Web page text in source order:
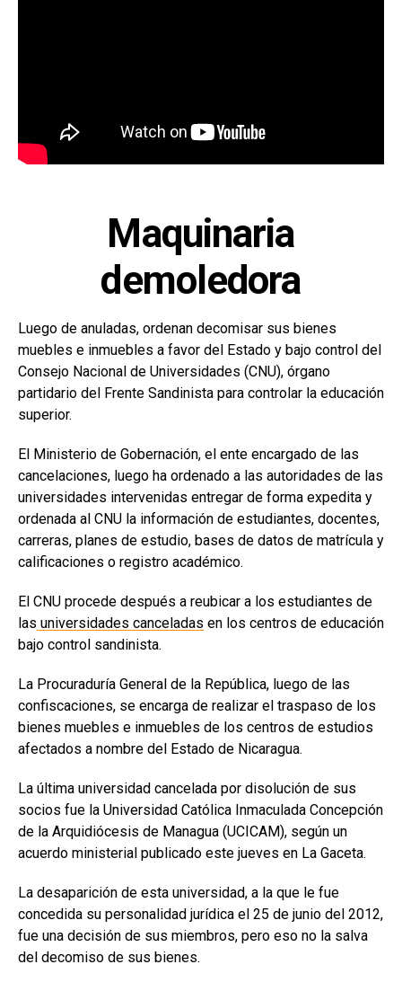
Maquinaria
demoledora
Luego de anuladas, ordenan decomisar sus bienes
muebles e inmuebles a favor del Estado y bajo control del
Consejo Nacional de Universidades (CNU), órgano
partidario del Frente Sandinista para controlar la educación
superior.
El Ministerio de Gobernación, el ente encargado de las
cancelaciones, luego ha ordenado a las autoridades de las
universidades intervenidas entregar de forma expedita y
ordenada al CNU la información de estudiantes, docentes,
carreras, planes de estudio, bases de datos de matrícula y
calificaciones o registro académico.
El CNU procede después a reubicar a los estudiantes de
las universidades canceladas en los centros de educación
bajo control sandinista.
La Procuraduría General de la República, luego de las
confiscaciones, se encarga de realizar el traspaso de los
bienes muebles e inmuebles de los centros de estudios
afectados a nombre del Estado de Nicaragua.
La última universidad cancelada por disolución de sus
socios fue la Universidad Católica Inmaculada Concepción
de la Arquidiócesis de Managua (UCICAM), según un
acuerdo ministerial publicado este jueves en La Gaceta.
La desaparición de esta universidad, a la que le fue
concedida su personalidad jurídica el 25 de junio del 2012,
fue una decisión de sus miembros, pero eso no la salva
del decomiso de sus bienes.